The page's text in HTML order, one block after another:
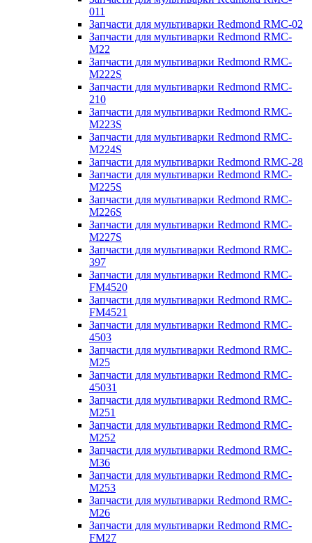
011
Запчасти для мультиварки Redmond RMC-02
Запчасти для мультиварки Redmond RMC-
M22
Запчасти для мультиварки Redmond RMC-
M222S
Запчасти для мультиварки Redmond RMC-
210
Запчасти для мультиварки Redmond RMC-
M223S
Запчасти для мультиварки Redmond RMC-
M224S
Запчасти для мультиварки Redmond RMC-28
Запчасти для мультиварки Redmond RMC-
M225S
Запчасти для мультиварки Redmond RMC-
M226S
Запчасти для мультиварки Redmond RMC-
M227S
Запчасти для мультиварки Redmond RMC-
397
Запчасти для мультиварки Redmond RMC-
FM4520
Запчасти для мультиварки Redmond RMC-
FM4521
Запчасти для мультиварки Redmond RMC-
4503
Запчасти для мультиварки Redmond RMC-
M25
Запчасти для мультиварки Redmond RMC-
45031
Запчасти для мультиварки Redmond RMC-
M251
Запчасти для мультиварки Redmond RMC-
M252
Запчасти для мультиварки Redmond RMC-
M36
Запчасти для мультиварки Redmond RMC-
M253
Запчасти для мультиварки Redmond RMC-
M26
Запчасти для мультиварки Redmond RMC-
FM27